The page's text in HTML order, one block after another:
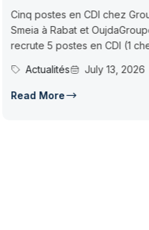
Oncorad Group —
Ouvertes à
organise des
(09h-17h)...
Actualités